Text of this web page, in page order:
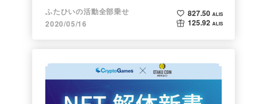
ふたひいの活動全部乗せ
2020/05/16
827.50 ALIS
125.92 ALIS